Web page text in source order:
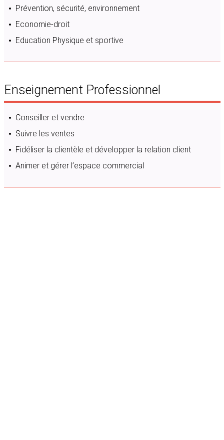
Prévention, sécurité, environnement
Economie-droit
Education Physique et sportive
Enseignement Professionnel
Conseiller et vendre
Suivre les ventes
Fidéliser la clientèle et développer la relation client
Animer et gérer l’espace commercial